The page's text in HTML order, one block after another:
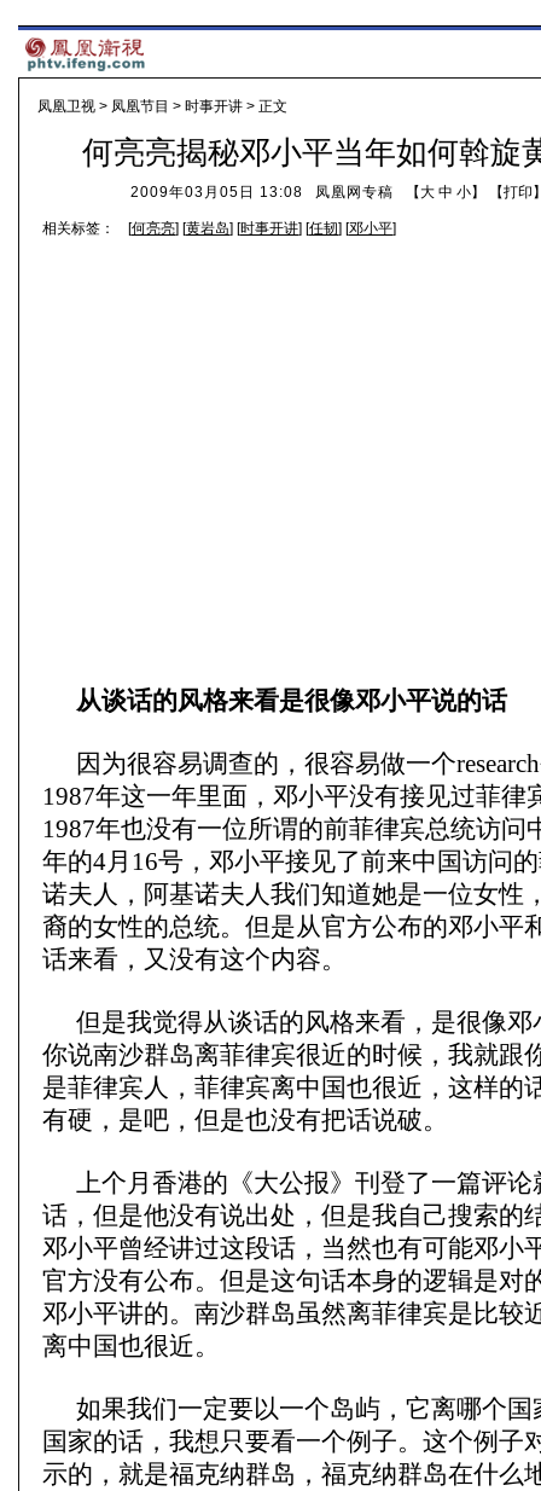
凤凰卫视 > 凤凰节目 > 时事开讲 > 正文
何亮亮揭秘邓小平当年如何斡旋
2009年03月05日 13:08 凤凰网专稿 【大 中 小】 【打印
相关标签： [何亮亮] [黄岩岛] [时事开讲] [任韧] [邓小平]
从谈话的风格来看是很像邓小平说的话
因为很容易调查的，很容易做一个
1987年这一年里面，邓小平没有接见过菲律
1987年也没有一位所谓的前菲律宾总统访问
年的4月16号，邓小平接见了前来中国访问
诺夫人，阿基诺夫人我们知道她是一位女性
裔的女性的总统。但是从官方公布的邓小平
话来看，又没有这个内容。
但是我觉得从谈话的风格来看，是很像
你说南沙群岛离菲律宾很近的时候，我就跟
是菲律宾人，菲律宾离中国也很近，这样的
有硬，是吧，但是也没有把话说破。
上个月香港的《大公报》刊登了一篇评论
话，但是他没有说出处，但是我自己搜索的
邓小平曾经讲过这段话，当然也有可能邓小
官方没有公布。但是这句话本身的逻辑是对
邓小平讲的。南沙群岛虽然离菲律宾是比较
离中国也很近。
如果我们一定要以一个岛屿，它离哪个
国家的话，我想只要看一个例子。这个例子
示的，就是福克纳群岛，福克纳群岛在什么